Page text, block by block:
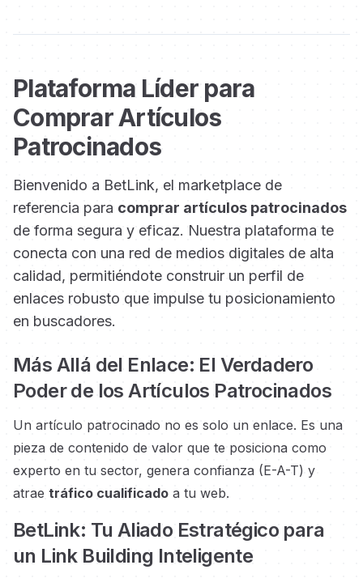
Plataforma Líder para
Comprar Artículos
Patrocinados
Bienvenido a BetLink, el marketplace de
referencia para comprar artículos patrocinados
de forma segura y eficaz. Nuestra plataforma te
conecta con una red de medios digitales de alta
calidad, permitiéndote construir un perfil de
enlaces robusto que impulse tu posicionamiento
en buscadores.
Más Allá del Enlace: El Verdadero
Poder de los Artículos Patrocinados
Un artículo patrocinado no es solo un enlace. Es una
pieza de contenido de valor que te posiciona como
experto en tu sector, genera confianza (E-A-T) y
atrae tráfico cualificado a tu web.
BetLink: Tu Aliado Estratégico para
un Link Building Inteligente